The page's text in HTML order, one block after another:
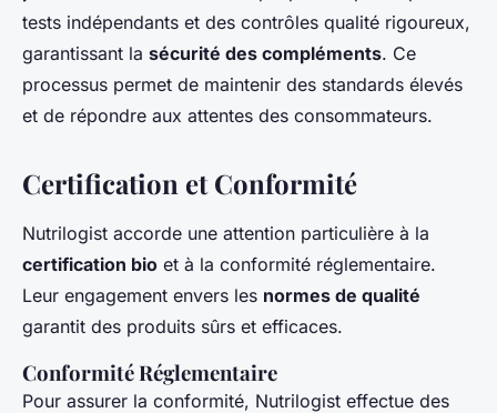
tests indépendants et des contrôles qualité rigoureux,
garantissant la sécurité des compléments. Ce
processus permet de maintenir des standards élevés
et de répondre aux attentes des consommateurs.
Certification et Conformité
Nutrilogist accorde une attention particulière à la
certification bio et à la conformité réglementaire.
Leur engagement envers les normes de qualité
garantit des produits sûrs et efficaces.
Conformité Réglementaire
Pour assurer la conformité, Nutrilogist effectue des